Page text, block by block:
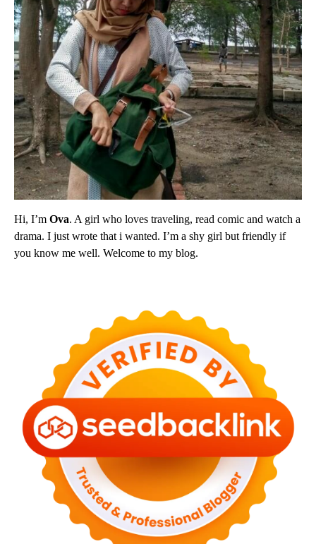
Hi, I’m Ova. A girl who loves traveling, read comic and watch a
drama. I just wrote that i wanted. I’m a shy girl but friendly if
you know me well. Welcome to my blog.